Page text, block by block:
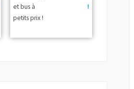
et bus à
petits prix !
!